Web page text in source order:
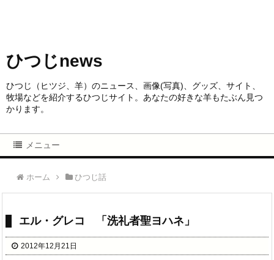
ひつじnews
ひつじ（ヒツジ、羊）のニュース、画像(写真)、グッズ、サイト、
牧場などを紹介するひつじサイト。あなたの好きな羊もたぶん見つ
かります。
メニュー
ホーム ひつじ話
エル・グレコ 「洗礼者聖ヨハネ」
2012年12月21日